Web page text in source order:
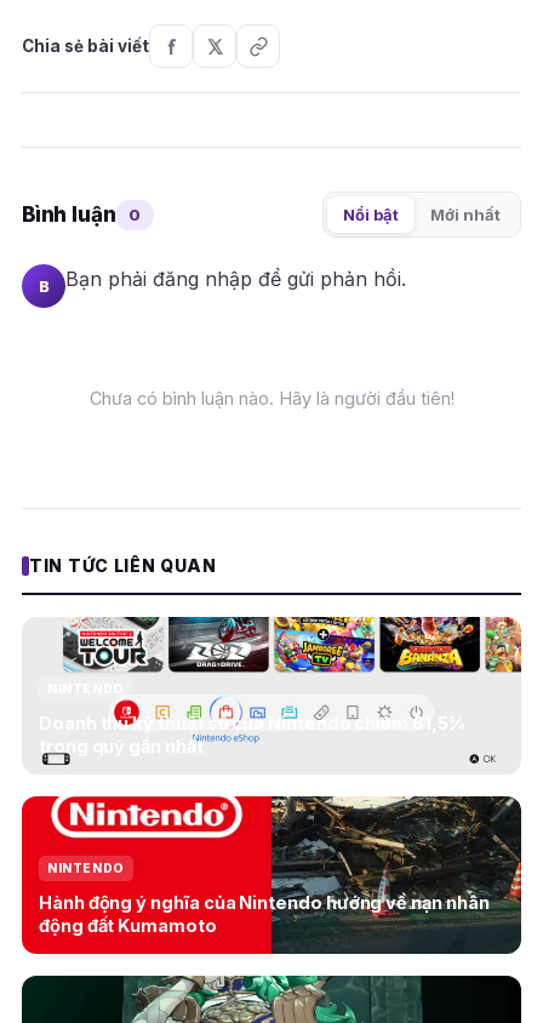
Chia sẻ bài viết
Bình luận 0 Nổi bật Mới nhất
B Bạn phải đăng nhập để gửi phản hồi.
Chưa có bình luận nào. Hãy là người đầu tiên!
TIN TỨC LIÊN QUAN
Doanh thu kỹ thuật số của Nintendo chiếm 61,5%
trong quý gần nhất
NINTENDO
Hành động ý nghĩa của Nintendo hướng về nạn nhân
động đất Kumamoto